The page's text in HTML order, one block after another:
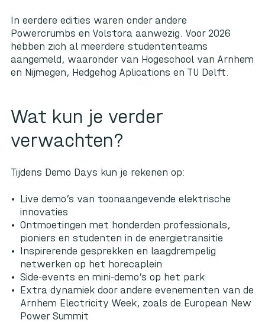
In eerdere edities waren onder andere
Powercrumbs en Volstora aanwezig. Voor 2026
hebben zich al meerdere studententeams
aangemeld, waaronder van Hogeschool van Arnhem
en Nijmegen, Hedgehog Aplications en TU Delft.
Wat kun je verder
verwachten?
Tijdens Demo Days kun je rekenen op:
Live demo’s van toonaangevende elektrische
innovaties
Ontmoetingen met honderden professionals,
pioniers en studenten in de energietransitie
Inspirerende gesprekken en laagdrempelig
netwerken op het horecaplein
Side-events en mini-demo’s op het park
Extra dynamiek door andere evenementen van de
Arnhem Electricity Week, zoals de European New
Power Summit